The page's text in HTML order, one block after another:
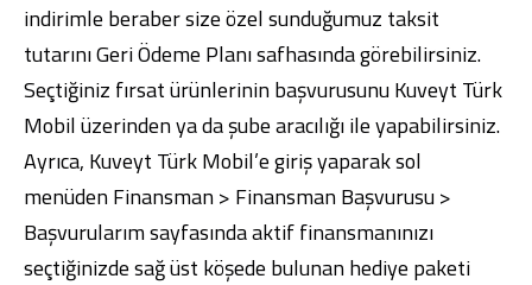
indirimle beraber size özel sunduğumuz taksit
tutarını Geri Ödeme Planı safhasında görebilirsiniz.
Seçtiğiniz fırsat ürünlerinin başvurusunuKuveyt Türk
Mobilüzerinden ya da şube aracılığı ile yapabilirsiniz.
Ayrıca, Kuveyt Türk Mobil’e giriş yaparak sol
menüden Finansman > Finansman Başvurusu >
Başvurularım sayfasında aktif finansmanınızı
seçtiğinizde sağ üst köşede bulunan hediye paketi